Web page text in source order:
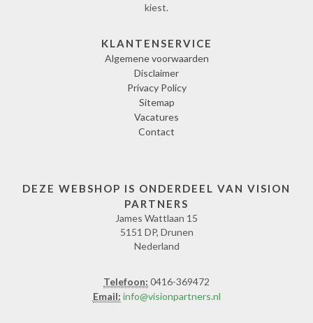
kiest.
KLANTENSERVICE
Algemene voorwaarden
Disclaimer
Privacy Policy
Sitemap
Vacatures
Contact
DEZE WEBSHOP IS ONDERDEEL VAN VISION
PARTNERS
James Wattlaan 15
5151 DP, Drunen
Nederland
Telefoon: 0416-369472
Email: info@visionpartners.nl